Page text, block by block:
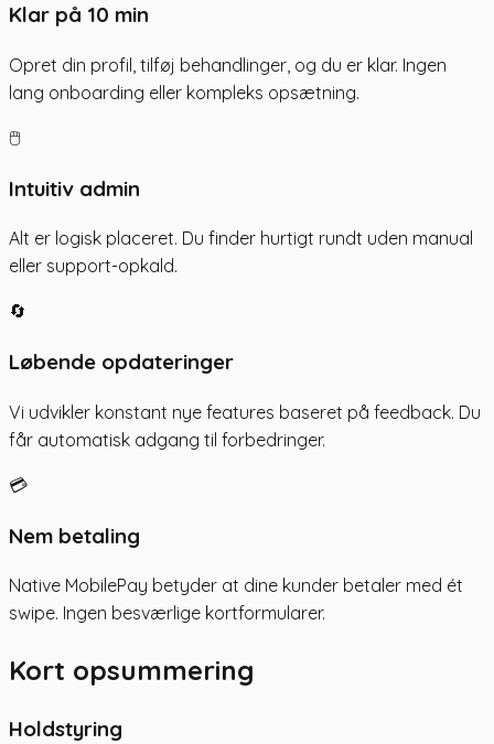
Klar på 10 min
Opret din profil, tilføj behandlinger, og du er klar. Ingen
lang onboarding eller kompleks opsætning.
🖱️
Intuitiv admin
Alt er logisk placeret. Du finder hurtigt rundt uden manual
eller support-opkald.
🔄
Løbende opdateringer
Vi udvikler konstant nye features baseret på feedback. Du
får automatisk adgang til forbedringer.
💳
Nem betaling
Native MobilePay betyder at dine kunder betaler med ét
swipe. Ingen besværlige kortformularer.
Kort opsummering
Holdstyring